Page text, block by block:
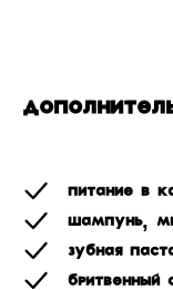
Питание в
Шампунь,
Зубная
Бритвенный